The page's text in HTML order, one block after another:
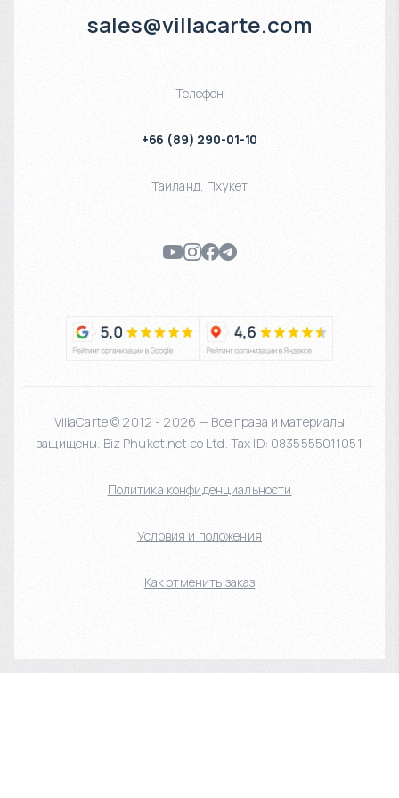
sales@villacarte.com
Телефон
+66 (89) 290-01-10
Таиланд, Пхукет
VillaCarte © 2012 - 2026 — Все права и материалы
защищены. Biz Phuket.net co Ltd. Tax ID: 0835555011051
Политика конфиденциальности
Условия и положения
Как отменить заказ